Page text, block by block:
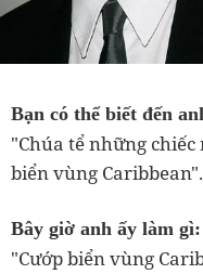
Bạn có thể biết đến
"Chúa tể những
biển vùng Caribbean".
Bây giờ anh ấy làm gì:
"Cướp biển vùng